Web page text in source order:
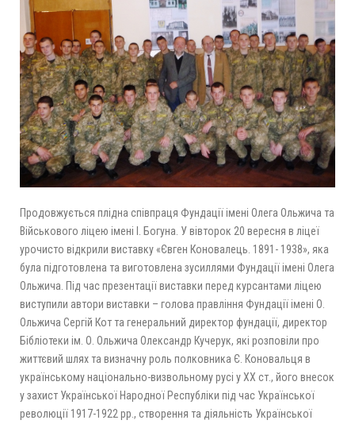
Продовжується плідна співпраця Фундації імені Олега Ольжича та
Військового ліцею імені І. Богуна. У вівторок 20 вересня в ліцеї
урочисто відкрили виставку «Євген Коновалець. 1891- 1938», яка
була підготовлена та виготовлена зусиллями Фундації імені Олега
Ольжича. Під час презентації виставки перед курсантами ліцею
виступили автори виставки – голова правління Фундації імені О.
Ольжича Сергій Кот та генеральний директор фундації, директор
Бібліотеки ім. О. Ольжича Олександр Кучерук, які розповіли про
життєвий шлях та визначну роль полковника Є. Коновальця в
українському національно-визвольному русі у ХХ ст., його внесок
у захист Української Народної Республіки під час Української
революції 1917-1922 рр., створення та діяльність Української